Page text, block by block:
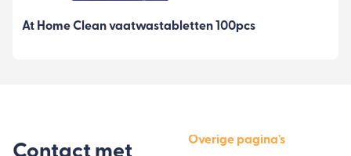
At Home Clean vaatwastabletten 100pcs
Overige pagina's